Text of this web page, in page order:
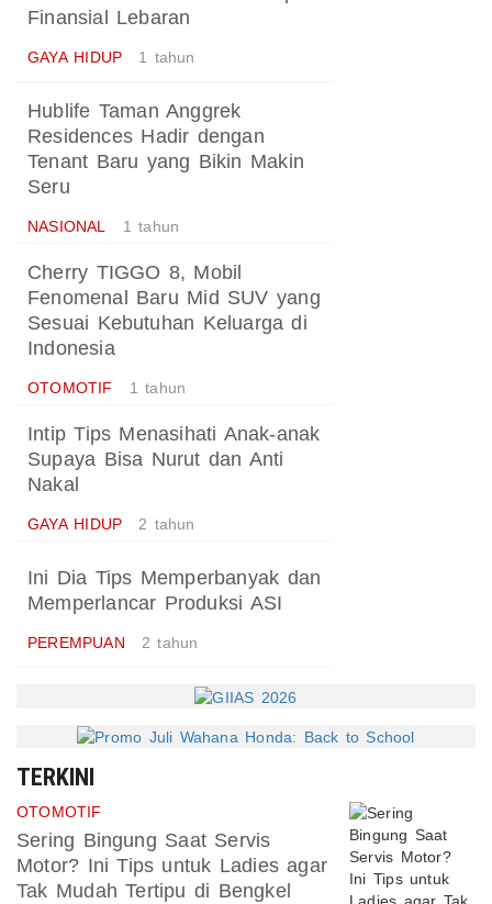
Finansial Lebaran
GAYA HIDUP 1 tahun
Hublife Taman Anggrek
Residences Hadir dengan
Tenant Baru yang Bikin Makin
Seru
NASIONAL 1 tahun
Cherry TIGGO 8, Mobil
Fenomenal Baru Mid SUV yang
Sesuai Kebutuhan Keluarga di
Indonesia
OTOMOTIF 1 tahun
Intip Tips Menasihati Anak-anak
Supaya Bisa Nurut dan Anti
Nakal
GAYA HIDUP 2 tahun
Ini Dia Tips Memperbanyak dan
Memperlancar Produksi ASI
PEREMPUAN 2 tahun
TERKINI
OTOMOTIF
Sering Bingung Saat Servis
Motor? Ini Tips untuk Ladies agar
Tak Mudah Tertipu di Bengkel